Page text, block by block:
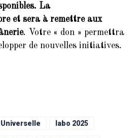
La
et sera à remettre aux
. Votre « don » permettra
de nouvelles initiatives.
labo 2025